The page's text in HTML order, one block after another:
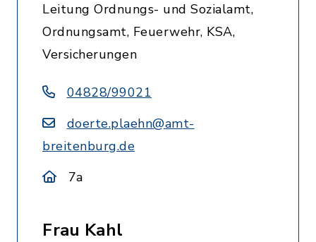
Leitung Ordnungs- und Sozialamt,
Ordnungsamt, Feuerwehr, KSA,
Versicherungen
04828/99021
doerte.plaehn@amt-
breitenburg.de
7a
Frau Kahl